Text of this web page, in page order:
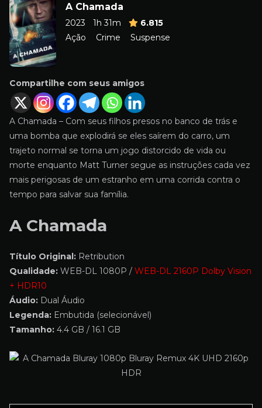
A Chamada
2023 1h 31m
6.815
Ação
Crime Suspense
Compartilhe com seus amigos
A Chamada – Com seus filhos presos no banco de trás e
uma bomba que explodirá se eles saírem do carro, um
trajeto normal se torna um jogo distorcido de vida ou
morte enquanto Matt Turner segue as instruções cada vez
mais perigosas de um estranho em uma corrida contra o
tempo para salvar sua família.
A Chamada
Título Original: Retribution
Qualidade: WEB-DL 1080P / WEB-DL 2160P Dolby Vision
+ HDR10
Áudio: Dual Áudio
Legenda: Embutida (selecionável)
Tamanho: 4.4 GB / 16.1 GB